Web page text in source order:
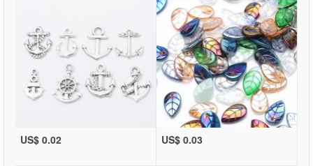
US$ 0.02 US$ 0.03